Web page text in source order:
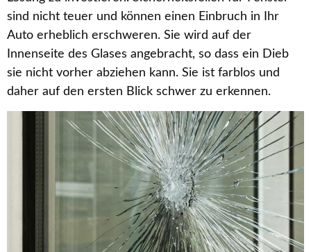
sind nicht teuer und können einen Einbruch in Ihr
Auto erheblich erschweren. Sie wird auf der
Innenseite des Glases angebracht, so dass ein Dieb
sie nicht vorher abziehen kann. Sie ist farblos und
daher auf den ersten Blick schwer zu erkennen.